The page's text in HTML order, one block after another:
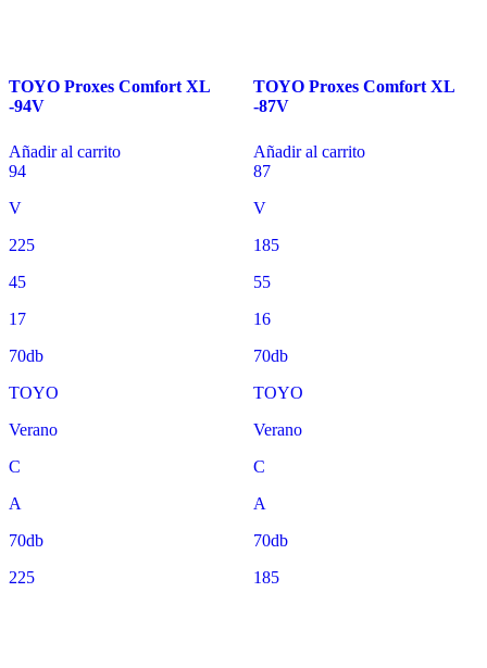
TOYO Proxes Comfort XL
-94V
Añadir al carrito
94
V
225
45
17
70db
TOYO
Verano
C
A
70db
225
TOYO Proxes Comfort XL
-87V
Añadir al carrito
87
V
185
55
16
70db
TOYO
Verano
C
A
70db
185